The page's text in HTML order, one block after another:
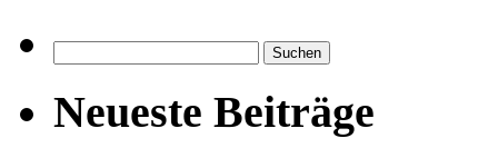
nach:
Neueste Beiträge